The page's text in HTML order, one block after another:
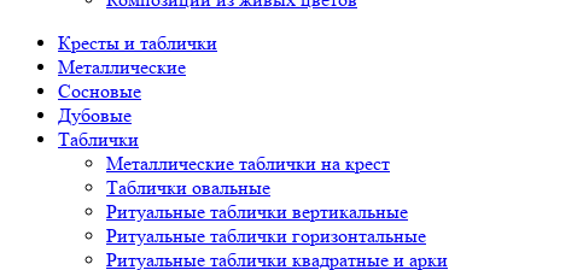
Кресты и таблички
Металлические
Сосновые
Дубовые
Таблички
Металлические таблички на крест
Таблички овальные
Ритуальные таблички вертикальные
Ритуальные таблички горизонтальные
Ритуальные таблички квадратные и арки